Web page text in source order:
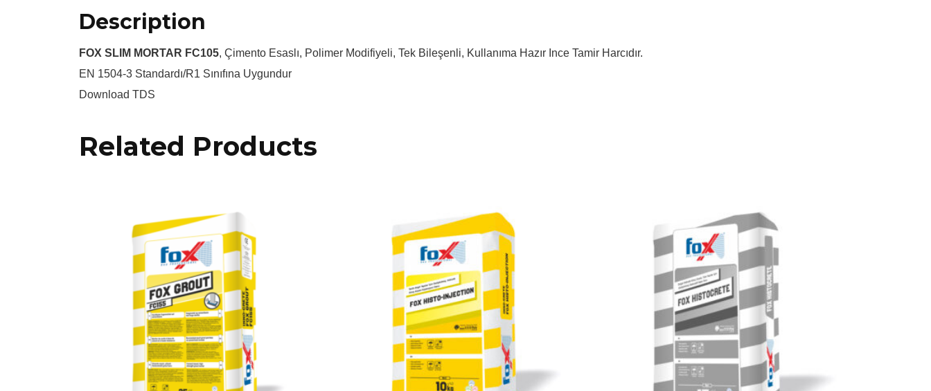
Description
FOX SLIM MORTAR FC105, Çimento Esaslı, Polimer Modifiyeli, Tek Bileşenli, Kullanıma Hazır Ince Tamir Harcıdır.
EN 1504-3 Standardı/R1 Sınıfına Uygundur
Download TDS
Related Products